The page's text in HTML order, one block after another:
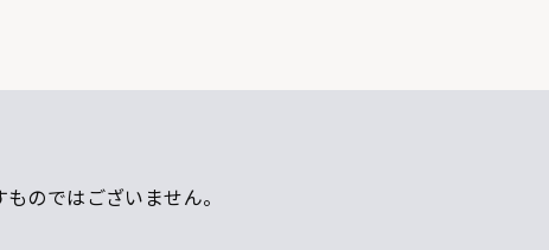
のではございません。